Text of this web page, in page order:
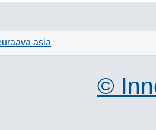
asia
©